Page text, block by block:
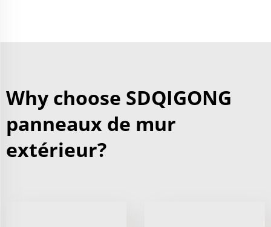
Why choose SDQIGONG
panneaux de mur
extérieur?